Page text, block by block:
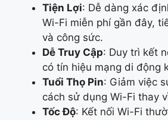
Tiện Lợi: Dễ dàng xác
Wi-Fi miễn phí gần đây,
và công sức.
Dễ Truy Cập: Duy trì kết
có tín hiệu mạng di động
Tuổi Thọ Pin: Giảm việc
cách sử dụng Wi-Fi thay
Tốc Độ: Kết nối Wi-Fi